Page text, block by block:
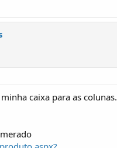
caixa para as colunas.